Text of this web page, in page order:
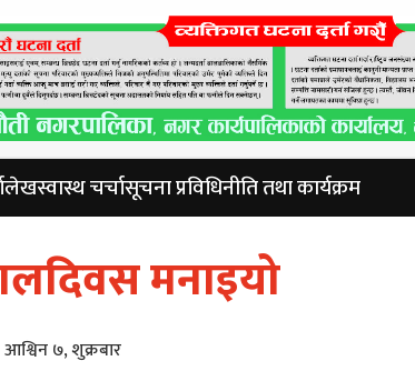
लेखस्वास्थ चर्चासूचना प्रविधिनीति तथा कार्यक्रम
मनाइयो
७, शुक्रबार